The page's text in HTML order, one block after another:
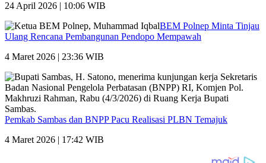
24 April 2026 | 10:06 WIB
BEM Polnep Minta Tinjau
Ulang Rencana Pembangunan Pendopo Mempawah
4 Maret 2026 | 23:36 WIB
Pemkab Sambas dan BNPP Pacu Realisasi PLBN Temajuk
4 Maret 2026 | 17:42 WIB